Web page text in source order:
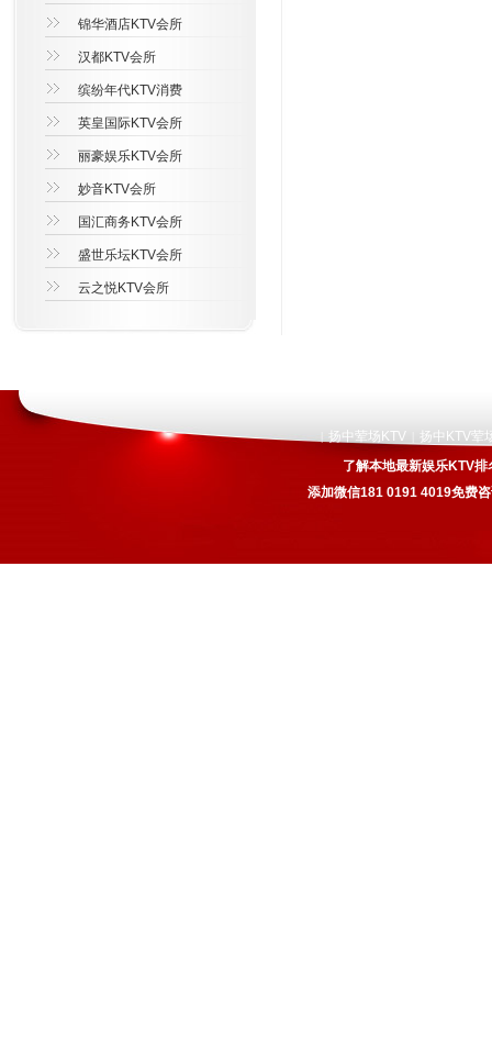
锦华酒店KTV会所
汉都KTV会所
缤纷年代KTV消费
英皇国际KTV会所
丽豪娱乐KTV会所
妙音KTV会所
国汇商务KTV会所
盛世乐坛KTV会所
云之悦KTV会所
扬中荤场KTV
扬中KTV荤
了解本地最新娱乐KTV
添加微信181 0191 4019免费